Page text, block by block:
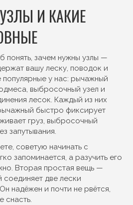
И КАКИЕ
понять, зачем нужны узлы —
вашу леску, поводок и
у нас: рычажный
выбросочный узел и
лесок. Каждый из них
быстро фиксирует
груз, выбросочный
запутывания.
советую начинать с
запоминается, а разучить его
Вторая простая вещь —
соединяет две лески
надёжен и почти не рвётся,
снасть.